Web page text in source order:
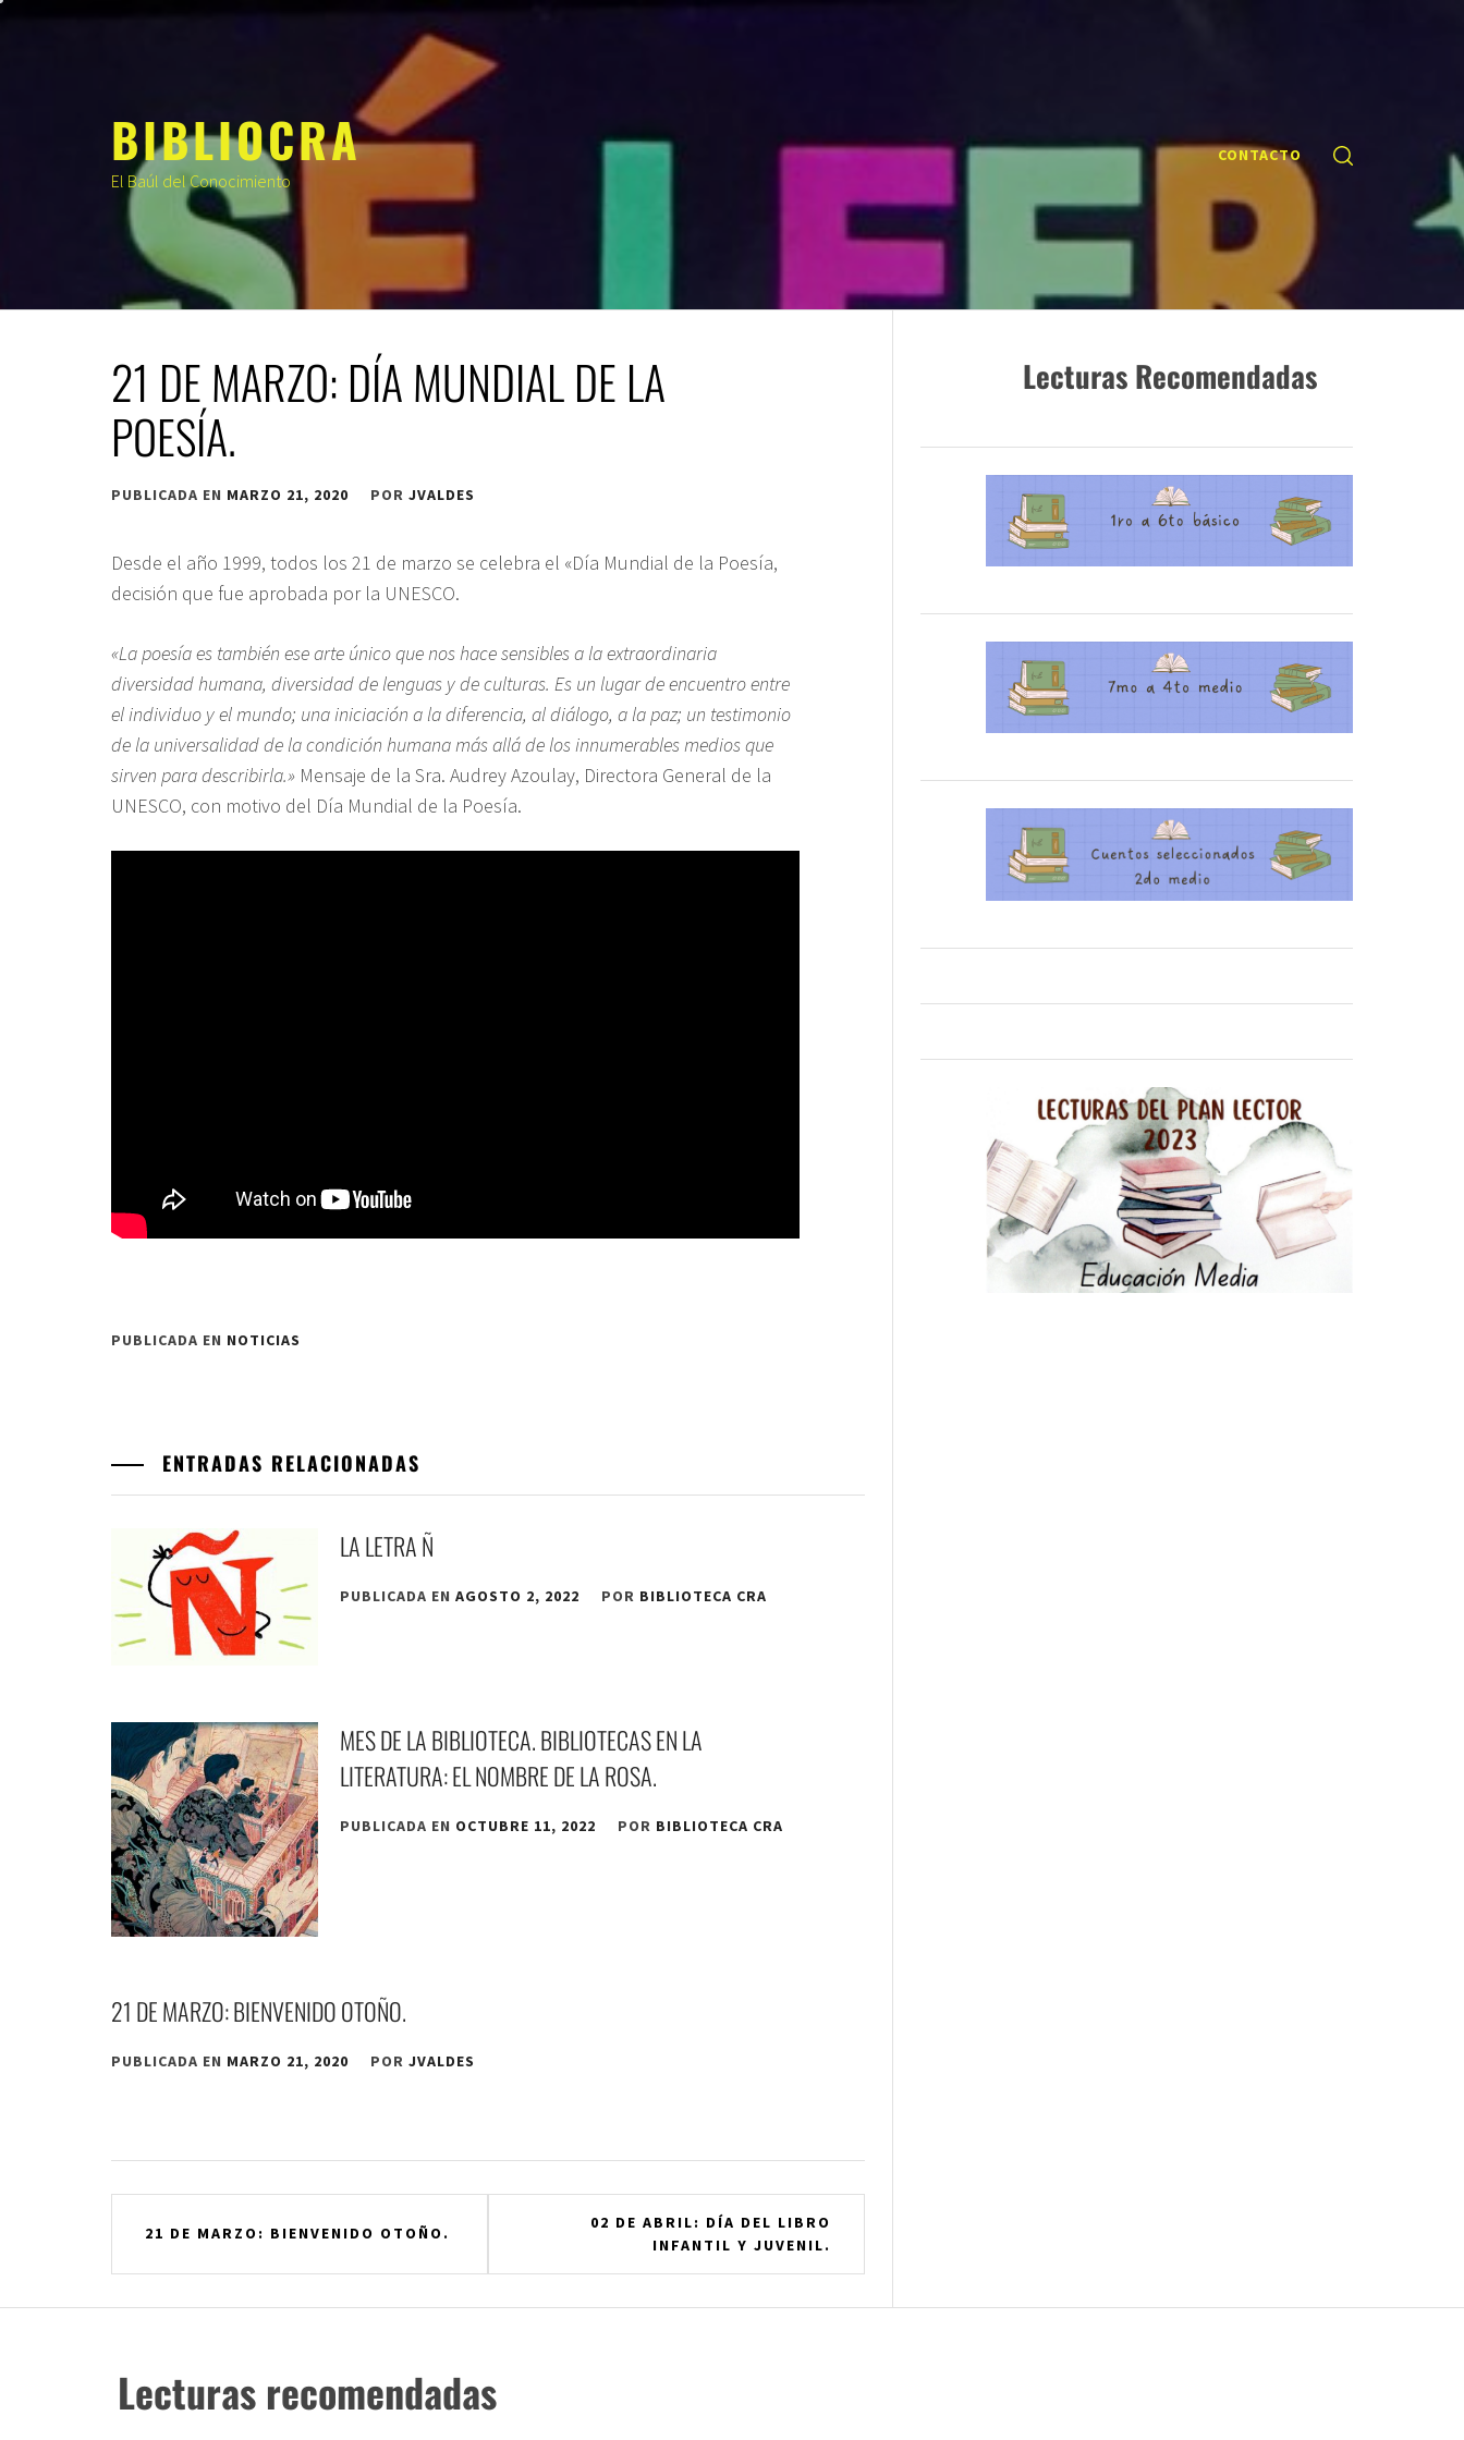
BIBLIOCRA
El Baúl del Conocimiento
CONTACTO
21 DE MARZO: DÍA MUNDIAL DE LA
POESÍA.
PUBLICADA EN MARZO 21, 2020 POR JVALDES
Desde el año 1999, todos los 21 de marzo se celebra el «Día Mundial de la Poesía,
decisión que fue aprobada por la UNESCO.
«La poesía es también ese arte único que nos hace sensibles a la extraordinaria
diversidad humana, diversidad de lenguas y de culturas. Es un lugar de encuentro entre
el individuo y el mundo; una iniciación a la diferencia, al diálogo, a la paz; un testimonio
de la universalidad de la condición humana más allá de los innumerables medios que
sirven para describirla.» Mensaje de la Sra. Audrey Azoulay, Directora General de la
UNESCO, con motivo del Día Mundial de la Poesía.
PUBLICADA EN NOTICIAS
ENTRADAS RELACIONADAS
LA LETRA Ñ
PUBLICADA EN AGOSTO 2, 2022 POR BIBLIOTECA CRA
MES DE LA BIBLIOTECA. BIBLIOTECAS EN LA
LITERATURA: EL NOMBRE DE LA ROSA.
PUBLICADA EN OCTUBRE 11, 2022 POR BIBLIOTECA CRA
21 DE MARZO: BIENVENIDO OTOÑO.
PUBLICADA EN MARZO 21, 2020 POR JVALDES
entradas
21 DE MARZO: BIENVENIDO OTOÑO.
02 DE ABRIL: DÍA DEL LIBRO
INFANTIL Y JUVENIL.
Lecturas Recomendadas
Lecturas recomendadas